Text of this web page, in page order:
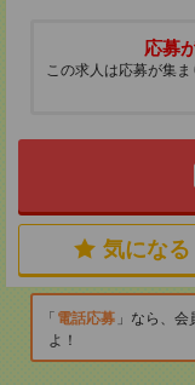
応募
この求人は応募が集
気になる
電話応募
なら、会
よ！